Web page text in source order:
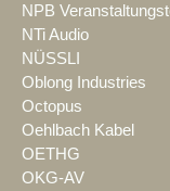
NPB
NTi Audio
NÜSSLI
Oblong Industries
Octopus
Oehlbach Kabel
OETHG
OKG-AV